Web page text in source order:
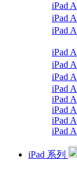
iPad
iPad
iPad
iPad
iPad
iPad
iPad
iPad
iPad
iPad
iPad
iPad 系列